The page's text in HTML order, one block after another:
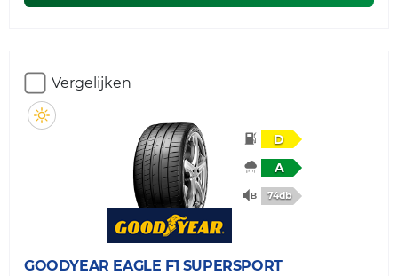
Vergelijken
D
A
74db
GOODYEAR EAGLE F1 SUPERSPORT